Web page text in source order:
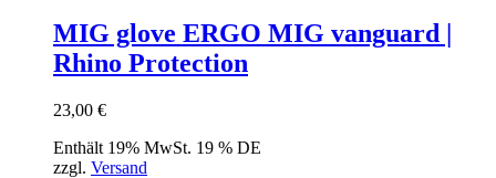
MIG glove ERGO MIG vanguard |
Rhino Protection
23,00 €
Enthält 19% MwSt. 19 % DE
zzgl. Versand